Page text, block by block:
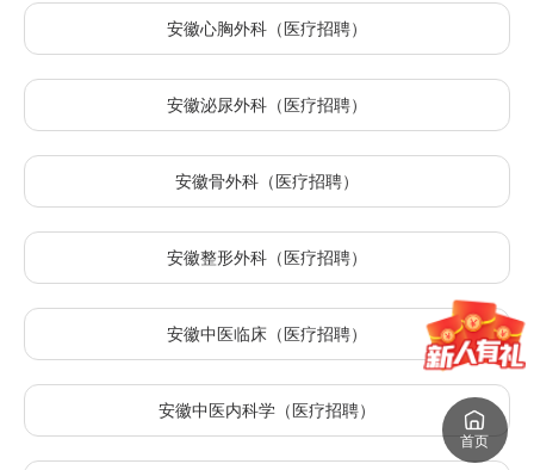
安徽心胸外科（医疗招聘）
安徽泌尿外科（医疗招聘）
安徽骨外科（医疗招聘）
安徽整形外科（医疗招聘）
安徽中医临床（医疗招聘）
安徽中医内科学（医疗招聘）
首页